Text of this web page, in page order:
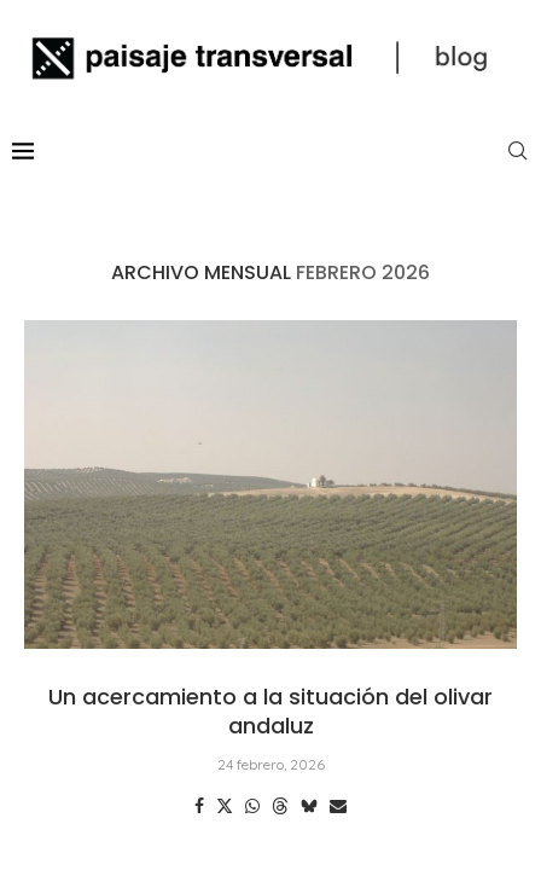
ARCHIVO MENSUAL FEBRERO 2026
Un acercamiento a la situación del olivar
andaluz
24 febrero, 2026